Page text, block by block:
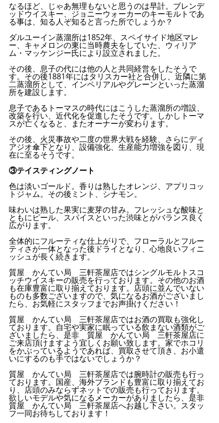
なるほど、じゃあ無理もないと思うのは早計。ブレンデ
ッドウイスキー、ジョニーウォーカーのキーモルトであ
る事は、知る人ぞ知ると言った所でしょうか？
ダルユーイン蒸溜所は1852年、スペイサイド地区マレ
ー、キャメロンの東に当時農夫をしていた、ウィリア
ム・マッケンジー氏により設立されました。
その後、息子の代には他の人と共同経営をしたそうで
す。その後1881年にはタリスカー社と合併し、近隣に第
二蒸溜所として、インペリアルやグレーンといった蒸溜
所を建設します。
息子であるトーマスの時代にはこうした蒸溜所の増設、
改築を行い、近代化を促進したそうです。しかしトーマ
スが亡くなると、またオーナーが変わります。
その後、火災事故や二度の世界大戦を経験、さらにディ
アジオ傘下となり、設備強化、生産能力増強を図り、現
在に至るそうです。
③テイスティングノート
色は淡いゴールド。香りは熟したオレンジ、アプリコッ
トジャム。その後ミント、シナモン。
味わいは熟した果実に麦芽の甘み。フレッシュな酸味と
ともにピール、スパイスといった渋味とがバランス良く
広がります。
全体的にフルーティな仕上がりで、フローラルとフルー
ティさが一体となった後ドライとなり、心地良いフィニ
ッシュが長く続きます。
質屋 かんてい局 三軒茶屋店ではシングルモルトスコ
ッチウイスキーの販売を行っております。その他のお酒
も在庫豊富に取り揃えております。店頭に並んでいない
ものも多数ございますので、気になるお酒がございまし
たら、お気軽にスタッフまでお声掛けください！
質屋 かんてい局 三軒茶屋店ではお酒の買取も強化し
ております。自宅や実家に眠っている飲まない酒類がご
ざいましたら、是非 質屋 かんてい局 三軒茶屋店に
ご来店頂けますよう宜しくお願い致します。家でホコリ
をかぶっているようであれば、買取させて頂き、お小遣
いにするのも手ではないでしょうか？
質屋 かんてい局 三軒茶屋店では腕時計の販売も行っ
ております。国産、海外ブランドも豊富に取り揃えてお
り、店頭のみならずネットでの販売も行っております。
欲しいモデルや気になるメーカーがありましたら、是非
質屋 かんてい局 三軒茶屋店へお越し下さい。スタッ
フ一同お待ちしております！